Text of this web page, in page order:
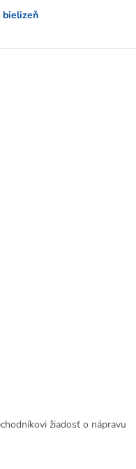
bielizeň
žiadosť o nápravu